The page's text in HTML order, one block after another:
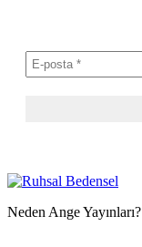
Neden Ange Yayınları?